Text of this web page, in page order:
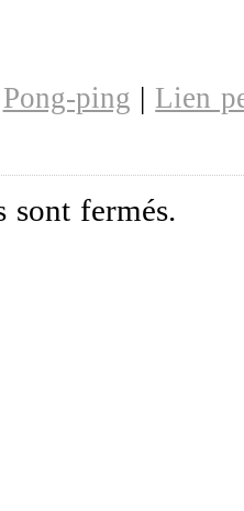
Pong-ping | Lien
sont fermés.